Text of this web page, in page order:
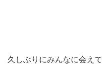
久しぶりにみんなに会えて